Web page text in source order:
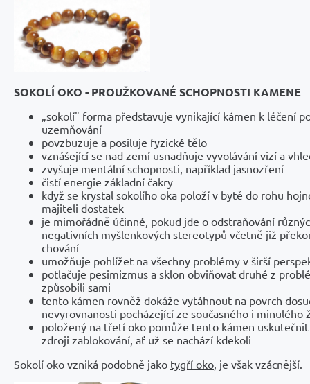
SOKOLÍ OKO - PROUŽKOVANÉ SCHOPNOSTI KAMENE
„sokolí" forma představuje vynikající kámen k léčení
uzemňování
povzbuzuje a posiluje fyzické tělo
vznášející se nad zemí usnadňuje vyvolávání vizí a
zvyšuje mentální schopnosti, například jasnozření
čistí energie základní čakry
když se krystal sokolího oka položí v bytě do rohu
majiteli dostatek
je mimořádně účinné, pokud jde o odstraňování
negativních myšlenkových stereotypů včetně již
chování
umožňuje pohlížet na všechny problémy v širší
potlačuje pesimizmus a sklon obviňovat druhé z
způsobili sami
tento kámen rovněž dokáže vytáhnout na povrch
nevyrovnanosti pocházející ze současného i minulého
položený na třetí oko pomůže tento kámen
zdroji zablokování, ať už se nachází kdekoli
Sokolí oko vzniká podobně jako tygří oko , je však vzácnější.